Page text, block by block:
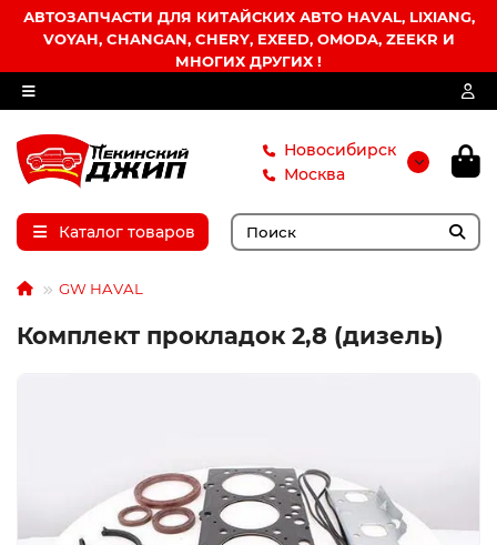
АВТОЗАПЧАСТИ ДЛЯ КИТАЙСКИХ АВТО HAVAL, LIXIANG,
VOYAH, CHANGAN, CHERY, EXEED, OMODA, ZEEKR И
МНОГИХ ДРУГИХ !
Новосибирск
Москва
Каталог товаров
GW HAVAL
Комплект прокладок 2,8 (дизель)